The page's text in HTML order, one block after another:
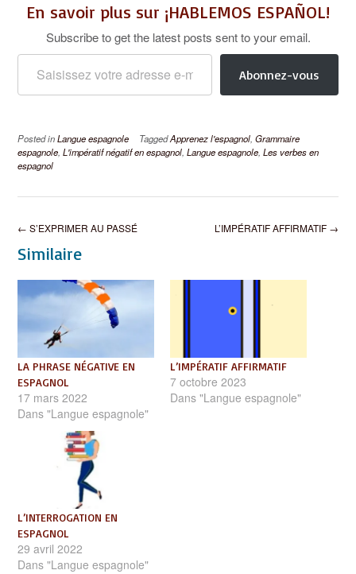
En savoir plus sur ¡HABLEMOS ESPAÑOL!
Subscribe to get the latest posts sent to your email.
Saisissez votre adresse e-mail…
Abonnez-vous
Posted inLangue espagnole TaggedApprenez l'espagnol, Grammaire
espagnole, L'impératif négatif en espagnol, Langue espagnole, Les verbes en
espagnol
Post
L’IMPÉRATIF AFFIRMATIF →
← S’EXPRIMER AU PASSÉ
Similaire
LA PHRASE NÉGATIVE EN
ESPAGNOL
17 mars 2022
Dans "Langue espagnole"
L’IMPÉRATIF AFFIRMATIF
7 octobre 2023
Dans "Langue espagnole"
L’INTERROGATION EN
ESPAGNOL
29 avril 2022
Dans "Langue espagnole"